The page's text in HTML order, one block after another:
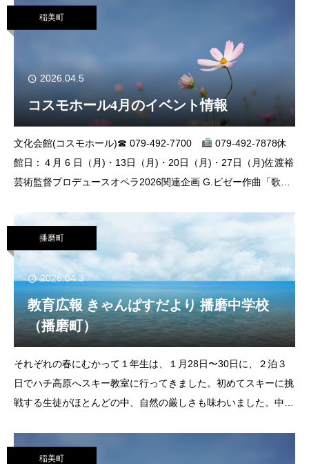
稲美町
2026.04.5
コスモホール4月のイベント情報
文化会館(コスモホール)☎ 079-492-7700
079-492-7878休
館日：４月 6 日（月)・13日（月)・20日（月)・27日（月)佐渡裕
芸術監督プロデュースオペラ2026関連企画 G.ビゼー作曲「歌劇
播磨町
2026.04.3
教育広報 きゃんぱすだより 播磨中学校
（播磨町）
それぞれの春にむかって１年生は、１月28日〜30日に、２泊３
日でハチ高原へスキー教室に行ってきました。初めてスキーに挑
戦する生徒がほとんどの中、自然の厳しさも味わいました。中学
稲美町